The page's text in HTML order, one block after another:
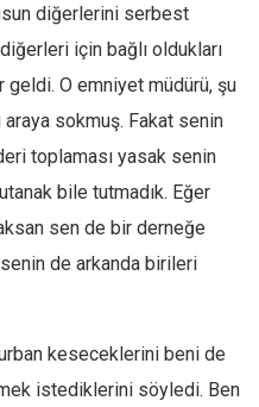
diğerlerini serbest
için bağlı oldukları
O emniyet müdürü, şu
sokmuş. Fakat senin
toplaması yasak senin
bile tutmadık. Eğer
sen de bir derneğe
de arkanda birileri
keseceklerini beni de
istediklerini söyledi. Ben